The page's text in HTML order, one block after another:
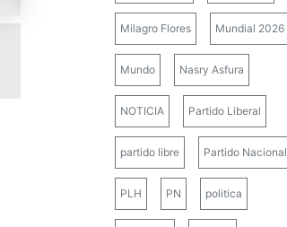
Milagro Flores Mundial 2026
Mundo Nasry Asfura
NOTICIA Partido Liberal
partido libre Partido Nacional
PLH PN politica